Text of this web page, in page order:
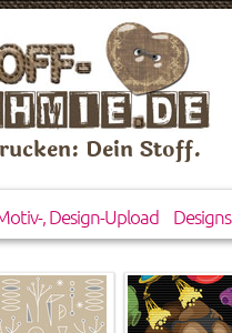
Dein Stoff.
, Design-Upload Designs